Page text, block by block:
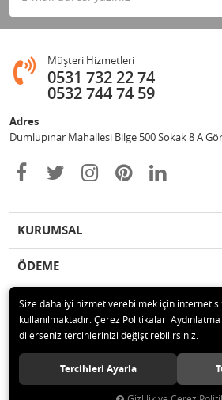
Müşteri Hizmetleri
0531 732 22 74
0532 744 74 59
Adres
Dumlupınar Mahallesi Bilge 500 Sokak 8 A
KURUMSAL
ÖDEME
İLETİŞİM
© 2020 MAG OTOMOTİV Tüm
Size daha iyi hizmet verebilmek için internet
kullanılmaktadır. Çerez Politikaları
dilerseniz tercihlerinizi değiştirebilirsiniz.
Tercihleri Ayarla